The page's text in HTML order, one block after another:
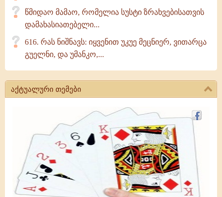
წმიდაო მამაო, რომელია სუსტი ზრახვებისათვის
დამახასიათებელი...
616. რას ნიშნავს: იყვენით უკუე მეცნიერ, ვითარცა
გუელნი, და უმანკო,...
აქტუალური თემები